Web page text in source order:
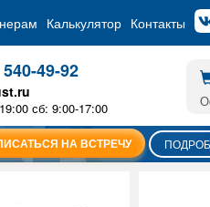
Калькулятор Контакты
49-92
сб: 9:00-17:00
НА ВСТРЕЧУ